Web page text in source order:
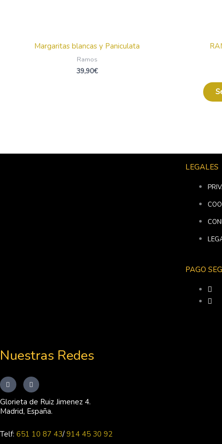
Margaritas blancas y Paniculata
Ramos
39,90€
Nuestras Redes
I
n
s
t
a
g
m
F
a
c
e
b
o
-
f
Glorieta de Ruiz Jimenez 4.
Madrid, España.
Telf: 651 10 87 43/914 45 30 92
LEGALES
PAGO